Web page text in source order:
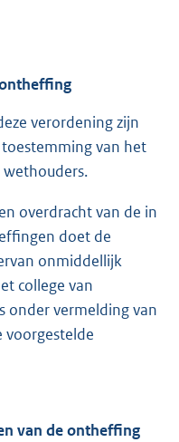
verordening zijn
van het
wethouders.
overdracht van de in
doet de
onmiddellijk
college van
onder vermelding van
voorgestelde
van de ontheffing